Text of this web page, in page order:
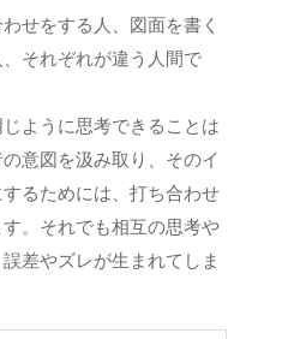
せをする人、図面を書く
それぞれが違う人間で
ように思考できることは
意図を汲み取り、そのイ
るためには、打ち合わせ
。それでも相互の思考や
差やズレが生まれてしま